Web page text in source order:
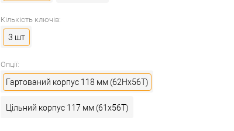
Кількість ключів:
3 шт
Опції:
Гартований корпус 118 мм (62Hx56T)
Цільний корпус 117 мм (61x56T)